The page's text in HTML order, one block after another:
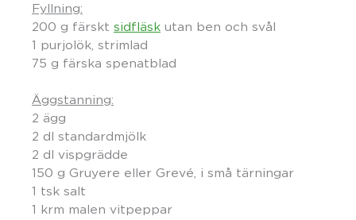
Fyllning:
200 g färskt sidfläsk utan ben och svål
1 purjolök, strimlad
75 g färska spenatblad
Äggstanning:
2 ägg
2 dl standardmjölk
2 dl vispgrädde
150 g Gruyere eller Grevé, i små tärningar
1 tsk salt
1 krm malen vitpeppar